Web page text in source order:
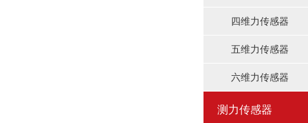
四维力传感器
五维力传感器
六维力传感器
测力传感器